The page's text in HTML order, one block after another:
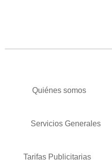
Quiénes somos
Servicios Generales
Tarifas Publicitarias